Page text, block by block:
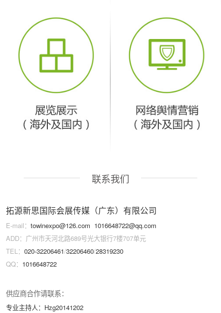
联系我们
拓源新思国际会展传媒（广东）有限公司
E-mail： towinexpo@126.com 1016648722@qq.com
ADD：广州市天河北路689号光大银行7楼707单元
TEL： 020-32206461/32206460/28319230
QQ： 1016648722
供应商合作请联系：
专业主持人：Hzg20141202